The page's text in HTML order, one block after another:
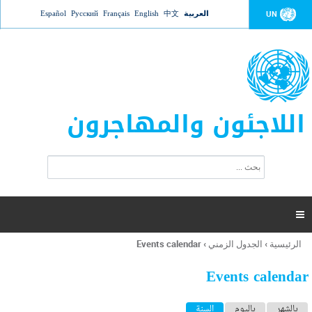
Jump to navigation UN العربية 中文
English
Français
Русский
Español
اللاجئون والمهاجرون
ت
ر
ل
ح
ب

أنت
هنا
الرئيسية › الجدول الزمني ›
Events calendar
Events calendar